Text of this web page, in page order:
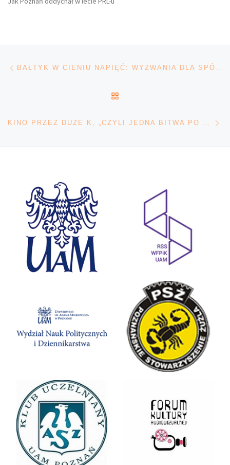
Nawigacja wpisu BAŁTYK W CIENIU NAPIĘĆ: WYZWANIA DLA SPÓJNOŚCI SOJUSZU
KINO PRZEZ DUŻE K, „CZYLI JEDNA BITWA PO DRUGIEJ”